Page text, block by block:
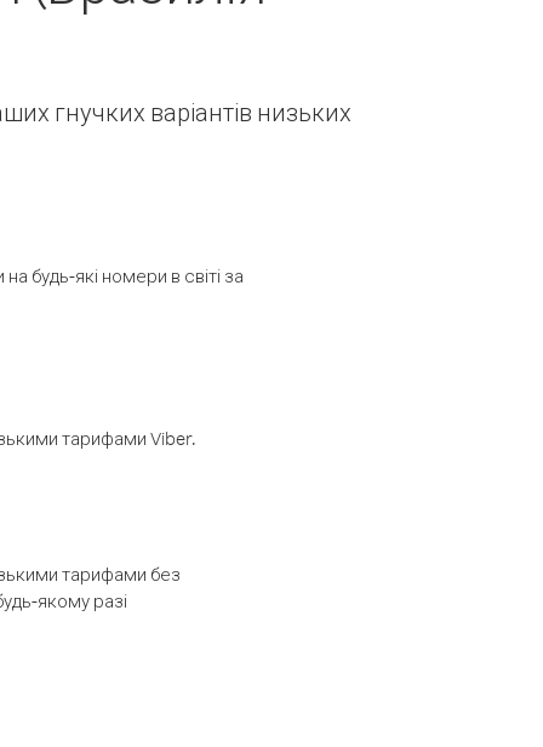
гнучких варіантів низьких
будь-які номери в світі за
тарифами Viber.
тарифами без
якому разі